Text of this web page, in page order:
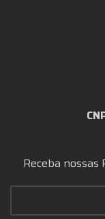
Receba nossas